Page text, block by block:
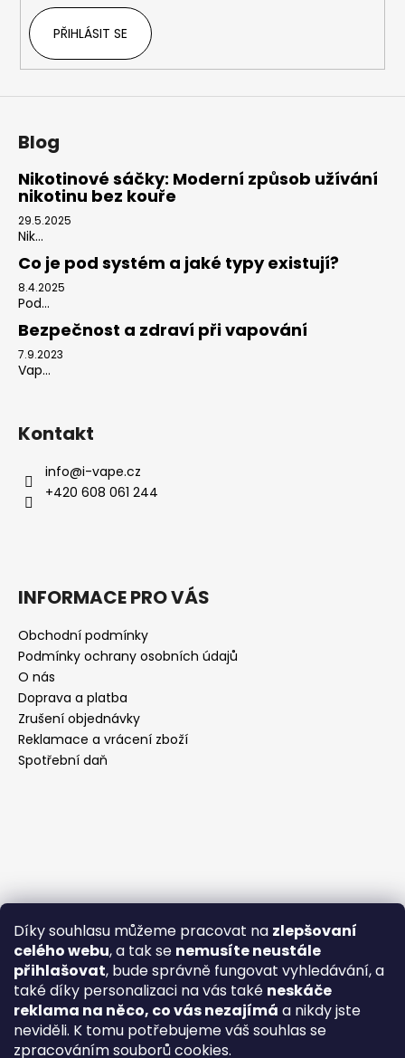
Díky souhlasu můžeme pracovat na zlepšovaní
celého webu, a tak se nemusíte neustále
přihlašovat, bude správně fungovat vyhledávání, a
také díky personalizaci na vás také neskáče
reklama na něco, co vás nezajímá a nikdy jste
neviděli. K tomu potřebujeme váš souhlas se
zpracováním souborů cookies.
PŘIHLÁSIT SE
Blog
Nikotinové sáčky: Moderní způsob užívání
nikotinu bez kouře
29.5.2025
Nik...
Co je pod systém a jaké typy existují?
8.4.2025
Pod...
Bezpečnost a zdraví při vapování
7.9.2023
Vap...
Kontakt
info@i-vape.cz
+420 608 061 244
INFORMACE PRO VÁS
Obchodní podmínky
Podmínky ochrany osobních údajů
O nás
Doprava a platba
Zrušení objednávky
Reklamace a vrácení zboží
Spotřební daň